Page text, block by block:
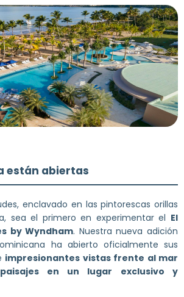
están abiertas
enclavado en las pintorescas orillas
sea el primero en experimentar el El
by Wyndham. Nuestra nueva adición
ha abierto oficialmente sus
impresionantes vistas frente al mar
en un lugar exclusivo y